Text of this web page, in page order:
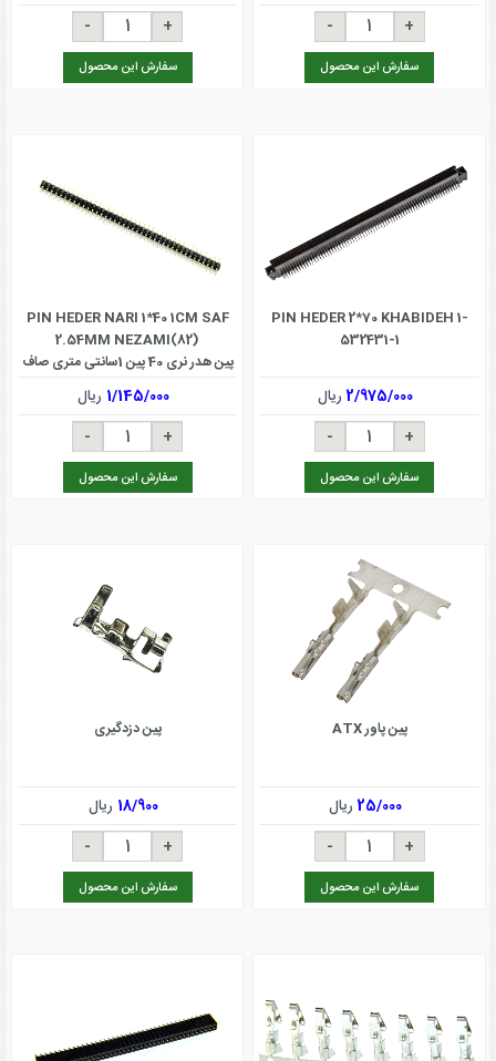
سفارش این محصول سفارش این محصول
PIN HEDER 2*70 KHABIDEH 1-
532431-1
2/975/000ریال
سفارش این محصول
PIN HEDER NARI 1*40 1CM SAF
2.54MM NEZAMI(82)
پین هدر نری 40 پین 1سانتی متری صاف
1/145/000 ریال
سفارش این محصول
پین پاور ATX
25/000ریال
سفارش این محصول
پین دزدگیری
18/900 ریال
سفارش این محصول